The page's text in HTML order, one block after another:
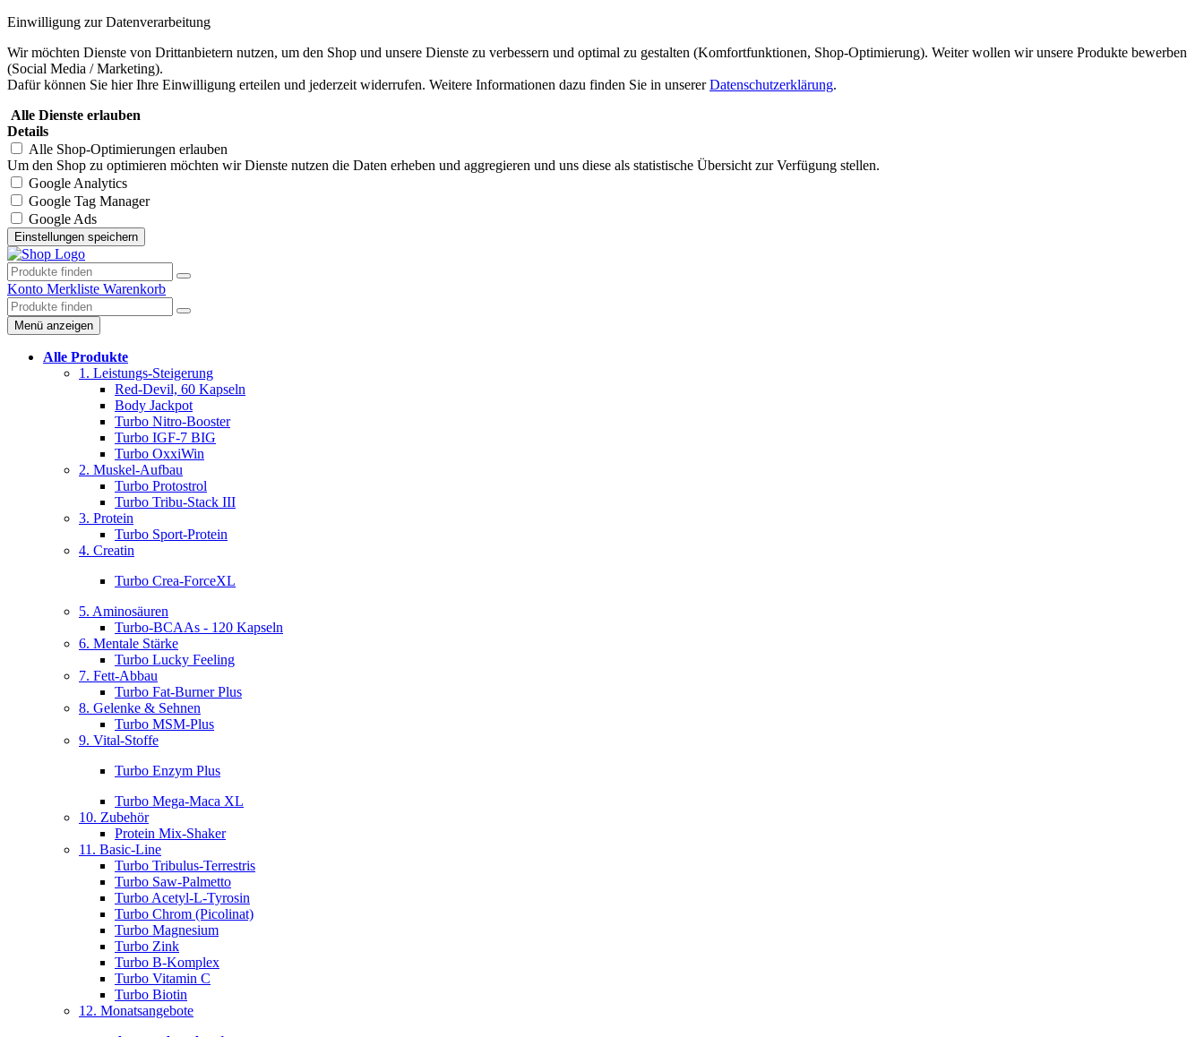
Einwilligung zur Datenverarbeitung
Wir möchten Dienste von Drittanbietern nutzen, um den Shop und unsere Dienste zu verbessern und optimal zu gestalten (Komfortfunktionen, Shop-Optimierung). Weiter wollen wir unsere Produkte bewerben
(Social Media / Marketing).
Dafür können Sie hier Ihre Einwilligung erteilen und jederzeit widerrufen. Weitere Informationen dazu finden Sie in unsererDatenschutzerklärung.
Alle Dienste erlauben
Details
Alle Shop-Optimierungen erlauben
Um den Shop zu optimieren möchten wir Dienste nutzen die Daten erheben und aggregieren und uns diese als statistische Übersicht zur Verfügung stellen.
Google Analytics
Google Tag Manager
Google Ads
Konto Merkliste Warenkorb
Menü anzeigen
Alle Produkte
1. Leistungs-Steigerung
Red-Devil, 60 Kapseln
Body Jackpot
Turbo Nitro-Booster
Turbo IGF-7 BIG
Turbo OxxiWin
2. Muskel-Aufbau
Turbo Protostrol
Turbo Tribu-Stack III
3. Protein
Turbo Sport-Protein
4. Creatin
Turbo Crea-ForceXL
5. Aminosäuren
Turbo-BCAAs - 120 Kapseln
6. Mentale Stärke
Turbo Lucky Feeling
7. Fett-Abbau
Turbo Fat-Burner Plus
8. Gelenke & Sehnen
Turbo MSM-Plus
9. Vital-Stoffe
Turbo Enzym Plus
Turbo Mega-Maca XL
10. Zubehör
Protein Mix-Shaker
11. Basic-Line
Turbo Tribulus-Terrestris
Turbo Saw-Palmetto
Turbo Acetyl-L-Tyrosin
Turbo Chrom (Picolinat)
Turbo Magnesium
Turbo Zink
Turbo B-Komplex
Turbo Vitamin C
Turbo Biotin
12. Monatsangebote